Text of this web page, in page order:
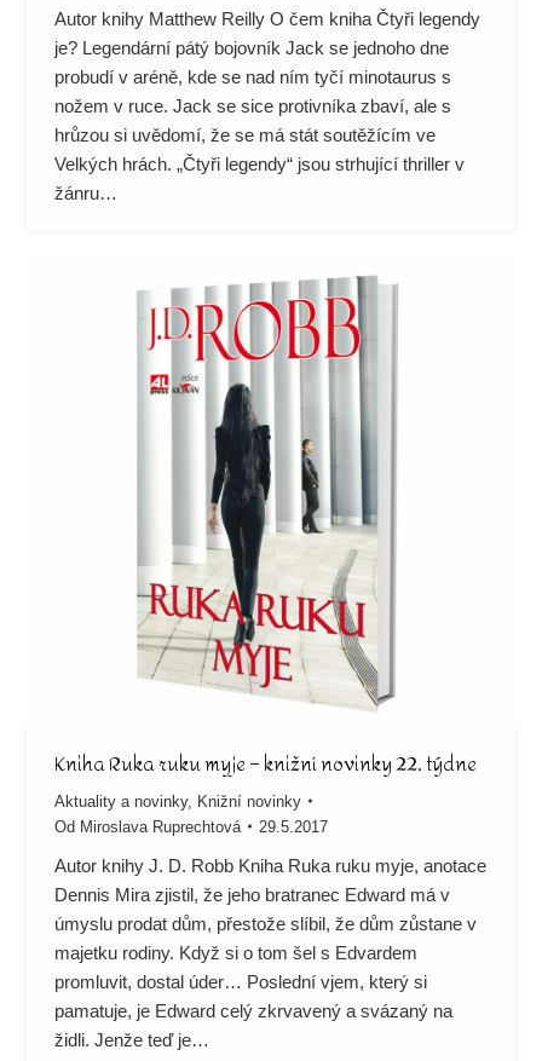
Autor knihy Matthew Reilly O čem kniha Čtyři legendy
je? Legendární pátý bojovník Jack se jednoho dne
probudí v aréně, kde se nad ním tyčí minotaurus s
nožem v ruce. Jack se sice protivníka zbaví, ale s
hrůzou si uvědomí, že se má stát soutěžícím ve
Velkých hrách. „Čtyři legendy“ jsou strhující thriller v
žánru…
Kniha Ruka ruku myje – knižní novinky 22. týdne
Aktuality a novinky, Knižní novinky
Od Miroslava Ruprechtová 29.5.2017
Autor knihy J. D. Robb Kniha Ruka ruku myje, anotace
Dennis Mira zjistil, že jeho bratranec Edward má v
úmyslu prodat dům, přestože slíbil, že dům zůstane v
majetku rodiny. Když si o tom šel s Edvardem
promluvit, dostal úder… Poslední vjem, který si
pamatuje, je Edward celý zkrvavený a svázaný na
židli. Jenže teď je…